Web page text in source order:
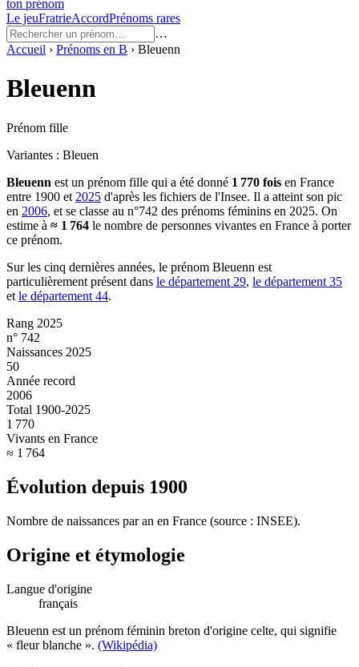
ton prénom
Le jeuFratrieAccordPrénoms rares
…
Accueil › Prénoms en B › Bleuenn
Bleuenn
Prénom fille
Variantes : Bleuen
Bleuenn est un prénom fille qui a été donné 1 770 fois en France
entre 1900 et 2025 d'après les fichiers de l'Insee. Il a atteint son pic
en 2006, et se classe au n°742 des prénoms féminins en 2025. On
estime à ≈ 1 764 le nombre de personnes vivantes en France à porter
ce prénom.
Sur les cinq dernières années, le prénom Bleuenn est
particulièrement présent dans le département 29, le département 35
et le département 44.
Rang 2025
n° 742
Naissances 2025
50
Année record
2006
Total 1900-2025
1 770
Vivants en France
≈ 1 764
Évolution depuis 1900
Nombre de naissances par an en France (source : INSEE).
Origine et étymologie
Langue d'origine
français
Bleuenn est un prénom féminin breton d'origine celte, qui signifie
« fleur blanche ». (Wikipédia)